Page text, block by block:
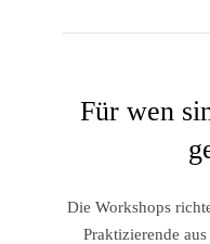
Für wen
Die Workshops
Praktizierende